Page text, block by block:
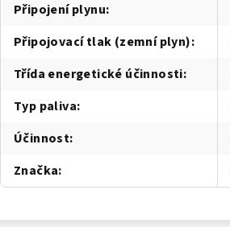
Připojení plynu:
Připojovací tlak (zemní plyn):
Třída energetické účinnosti:
Typ paliva:
Účinnost:
Značka: